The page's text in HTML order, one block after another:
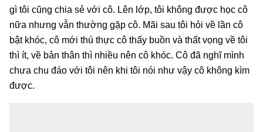
gì tôi cũng chia sẻ với cô. Lên lớp, tôi không được học cô
nữa nhưng vẫn thường gặp cô. Mãi sau tôi hỏi về lần cô
bật khóc, cô mới thú thực cô thấy buồn và thất vọng về tôi
thì ít, về bản thân thì nhiều nên cô khóc. Cô đã nghĩ mình
chưa chu đáo với tôi nên khi tôi nói như vậy cô không kìm
được.